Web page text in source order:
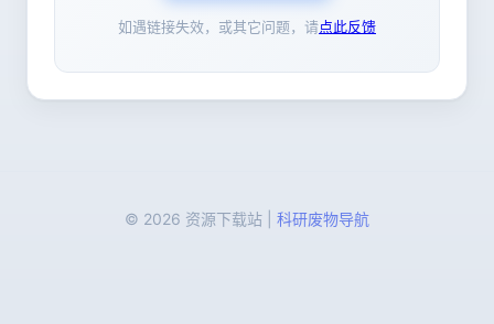
如遇链接失效，或其它问题，请点此反馈
© 2026 资源下载站 | 科研废物导航